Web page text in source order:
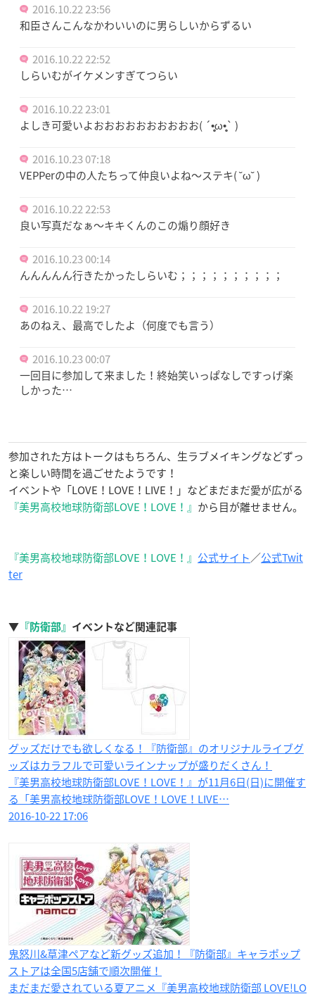
2016.10.22 23:56
和臣さんこんなかわいいのに男らしいからずるい
2016.10.22 22:52
しらいむがイケメンすぎてつらい
2016.10.22 23:01
よしき可愛いよおおおおおおおおおお( ´•̥̥̥ω•̥̥̥` )
2016.10.23 07:18
VEPPerの中の人たちって仲良いよね〜ステキ( ˘ω˘ )
2016.10.22 22:53
良い写真だなぁ〜キキくんのこの煽り顔好き
2016.10.23 00:14
んんんんん行きたかったしらいむ；；；；；；；；；；
2016.10.22 19:27
あのねえ、最高でしたよ（何度でも言う）
2016.10.23 00:07
一回目に参加して来ました！終始笑いっぱなしですっげ楽
しかった…
参加された方はトークはもちろん、生ラブメイキングなどずっ
と楽しい時間を過ごせたようです！
イベントや「LOVE！LOVE！LIVE！」などまだまだ愛が広がる
『美男高校地球防衛部LOVE！LOVE！』 から目が離せません。
『美男高校地球防衛部LOVE！LOVE！』 公式サイト／公式Twit
ter
▼ 『防衛部』 イベントなど関連記事
グッズだけでも欲しくなる！『防衛部』のオリジナルライブグ
ッズはカラフルで可愛いラインナップが盛りだくさん！
『美男高校地球防衛部LOVE！LOVE！』が11月6日(日)に開催す
る「美男高校地球防衛部LOVE！LOVE！LIVE…
2016-10-22 17:06
鬼怒川&草津ペアなど新グッズ追加！『防衛部』キャラポップ
ストアは全国5店舗で順次開催！
まだまだ愛されている夏アニメ『美男高校地球防衛部 LOVE!LO